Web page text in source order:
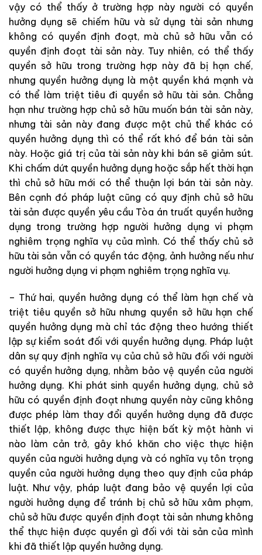
vậy có thể thấy ở trường hợp này người có quyền
hưởng dụng sẽ chiếm hữu và sử dụng tài sản nhưng
không có quyền định đoạt, mà chủ sở hữu vẫn có
quyền định đoạt tài sản này. Tuy nhiên, có thể thấy
quyền sở hữu trong trường hợp này đã bị hạn chế,
nhưng quyền hưởng dụng là một quyền khá mạnh và
có thể làm triệt tiêu đi quyền sở hữu tài sản. Chẳng
hạn như trường hợp chủ sở hữu muốn bán tài sản này,
nhưng tài sản này đang được một chủ thể khác có
quyền hưởng dụng thì có thể rất khó để bán tài sản
này. Hoặc giá trị của tài sản này khi bán sẽ giảm sút.
Khi chấm dứt quyền hưởng dụng hoặc sắp hết thời hạn
thì chủ sở hữu mới có thể thuận lợi bán tài sản này.
Bên cạnh đó pháp luật cũng có quy định chủ sở hữu
tài sản được quyền yêu cầu Tòa án truất quyền hưởng
dụng trong trường hợp người hưởng dụng vi phạm
nghiêm trọng nghĩa vụ của mình. Có thể thấy chủ sở
hữu tài sản vẫn có quyền tác động, ảnh hưởng nếu như
người hưởng dụng vi phạm nghiêm trọng nghĩa vụ.
– Thứ hai, quyền hưởng dụng có thể làm hạn chế và
triệt tiêu quyền sở hữu nhưng quyền sở hữu hạn chế
quyền hưởng dụng mà chỉ tác động theo hướng thiết
lập sự kiểm soát đối với quyền hưởng dụng. Pháp luật
dân sự quy định nghĩa vụ của chủ sở hữu đối với người
có quyền hưởng dụng, nhằm bảo vệ quyền của người
hưởng dụng. Khi phát sinh quyền hưởng dụng, chủ sở
hữu có quyền định đoạt nhưng quyền này cũng không
được phép làm thay đổi quyền hưởng dụng đã được
thiết lập, không được thực hiện bất kỳ một hành vi
nào làm cản trở, gây khó khăn cho việc thực hiện
quyền của người hưởng dụng và có nghĩa vụ tôn trọng
quyền của người hưởng dụng theo quy định của pháp
luật. Như vậy, pháp luật đang bảo vệ quyền lợi của
người hưởng dụng để tránh bị chủ sở hữu xâm phạm,
chủ sở hữu được quyền định đoạt tài sản nhưng không
thể thực hiện được quyền gì đối với tài sản của mình
khi đã thiết lập quyền hưởng dụng.